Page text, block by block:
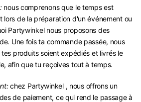
nous comprenons que le temps est
lors de la préparation d'un événement ou
Partywinkel nous proposons des
Une fois ta commande passée, nous
produits soient expédiés et livrés le
afin que tu reçoives tout à temps.
chez Partywinkel , nous offrons un
de paiement, ce qui rend le passage à